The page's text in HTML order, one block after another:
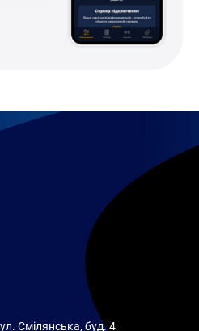
Смілянська, буд. 4